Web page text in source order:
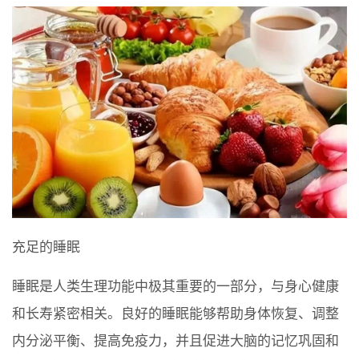
充足的睡眠
睡眠是人类生理功能中极其重要的一部分，与身心健康
和长寿紧密相关。良好的睡眠能够帮助身体恢复、调整
内分泌平衡、提高免疫力，并且促进大脑的记忆巩固和